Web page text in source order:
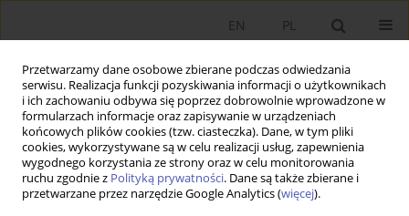
Przetwarzamy dane osobowe zbierane podczas odwiedzania
serwisu. Realizacja funkcji pozyskiwania informacji o użytkownikach
i ich zachowaniu odbywa się poprzez dobrowolnie wprowadzone w
formularzach informacje oraz zapisywanie w urządzeniach
końcowych plików cookies (tzw. ciasteczka). Dane, w tym pliki
cookies, wykorzystywane są w celu realizacji usług, zapewnienia
wygodnego korzystania ze strony oraz w celu monitorowania
ruchu zgodnie z Polityką prywatności. Dane są także zbierane i
przetwarzane przez narzędzie Google Analytics (więcej).
PL
EN
1-2/2012 vol. 253
KRÓTKA NOTATKA